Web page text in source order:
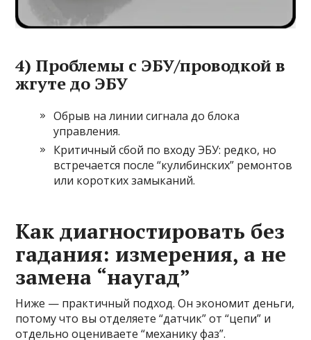
4) Проблемы с ЭБУ/проводкой в
жгуте до ЭБУ
Обрыв на линии сигнала до блока
управления.
Критичный сбой по входу ЭБУ: редко, но
встречается после “кулибинских” ремонтов
или коротких замыканий.
Как диагностировать без
гадания: измерения, а не
замена “наугад”
Ниже — практичный подход. Он экономит деньги,
потому что вы отделяете “датчик” от “цепи” и
отдельно оцениваете “механику фаз”.